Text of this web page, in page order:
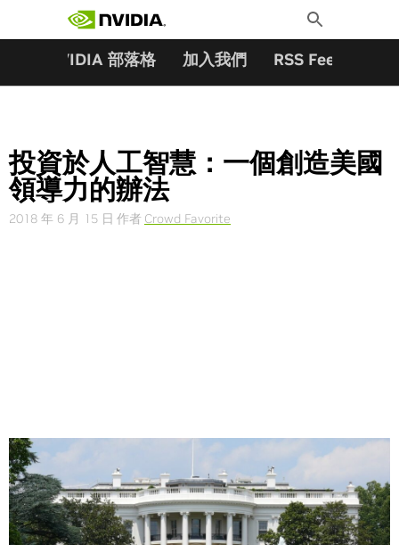
Toggle
Search
NVIDIA 部落格 加入我們 RSS Feeds
投資於人工智慧：一個創造美國
領導力的辦法
2018 年 6 月 15 日 作者 Crowd Favorite
Share